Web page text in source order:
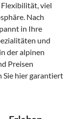
viel
Nach
in Ihre
und
der alpinen
Preisen
Sie hier garantiert